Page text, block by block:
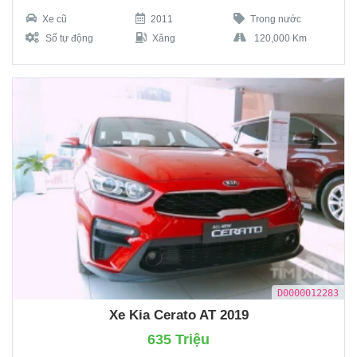
Xe cũ 2011
Trong nước
Số tự động
Xăng 120,000 Km
D0000012283
Xe Kia Cerato AT 2019
635 Triệu